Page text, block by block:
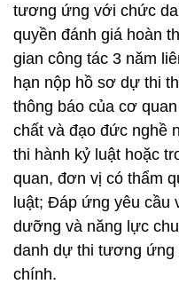
tương ứng với chức
quyền đánh giá hoàn
gian công tác 3 năm
hạn nộp hồ sơ dự thi
thông báo của cơ
chất và đạo đức nghề
thi hành kỷ luật hoặc
quan, đơn vị có thẩm
luật; Đáp ứng yêu cầu
dưỡng và năng lực
danh dự thi tương ứng
chính.